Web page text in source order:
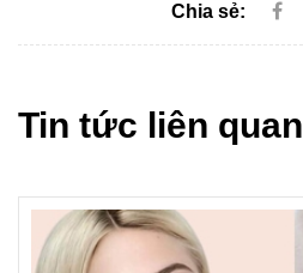
Chia sẻ:
Tin tức liên quan